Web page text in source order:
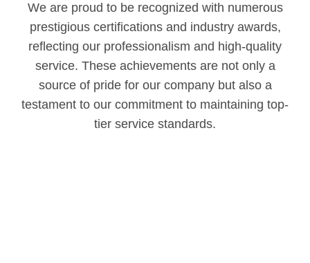
We are proud to be recognized with numerous
prestigious certifications and industry awards,
reflecting our professionalism and high-quality
service. These achievements are not only a
source of pride for our company but also a
testament to our commitment to maintaining top-
tier service standards.